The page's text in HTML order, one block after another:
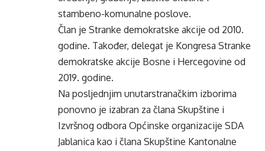
stambeno-komunalne poslove.
Član je Stranke demokratske akcije od 2010.
godine. Također, delegat je Kongresa Stranke
demokratske akcije Bosne i Hercegovine od
2019. godine.
Na posljednjim unutarstranačkim izborima
ponovno je izabran za člana Skupštine i
Izvršnog odbora Općinske organizacije SDA
Jablanica kao i člana Skupštine Kantonalne